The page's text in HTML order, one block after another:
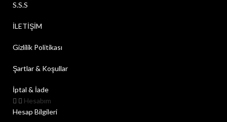
S.S.S
İLETİŞİM
Gizlilik Politikası
Şartlar & Koşullar
İptal & İade
Hesabım
Hesap Bilgileri